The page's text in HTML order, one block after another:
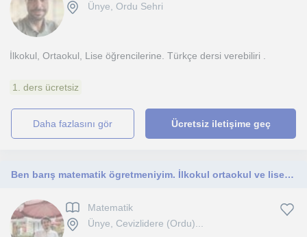
Ünye, Ordu Sehri
İlkokul, Ortaokul, Lise öğrencilerine. Türkçe dersi verebiliri .
1. ders ücretsiz
daha fazlasını gör Ücretsiz iletişime geç
Ben barış matematik ögretmeniyim. İlkokul ortaokul ve lise öğrencilerine özel ders verebilirim .
Matematik
Ünye, Cevizlidere (Ordu)...